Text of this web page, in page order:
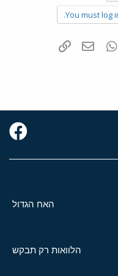
You must log
WhatsAppדואר אלקטרוני
האח הגדול
הלוואות רק תבקש